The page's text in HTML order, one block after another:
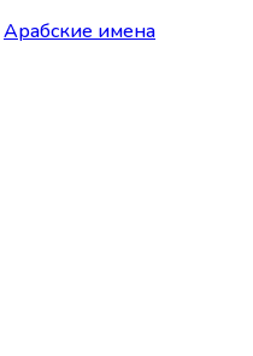
Арабские имена